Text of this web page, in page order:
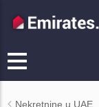
Nekretnine u UAE